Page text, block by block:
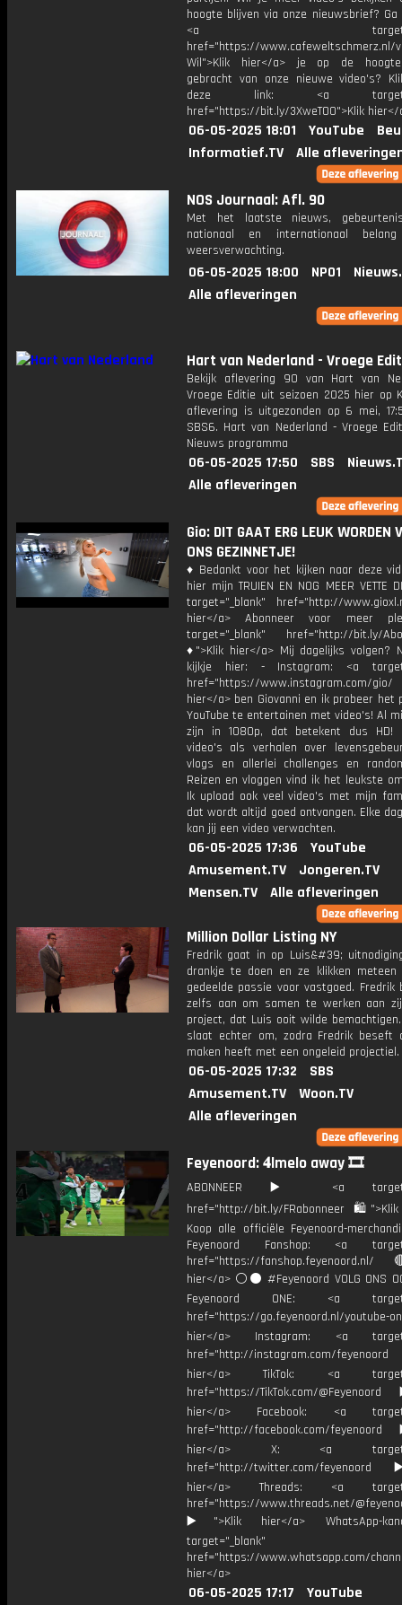
hoogte blijven via onze nieuwsbrief? Ga
<a
href="https://www.cafeweltschmerz.nl/
Wil">Klik hier</a> je op de
gebracht van onze nieuwe video's?
deze link: <a
href="https://bit.ly/3XweTO0">Klik hier</
06-05-2025 18:01 YouTube
Informatief.TV
Alle
NOS Journaal: Afl. 90
Met het laatste nieuws,
nationaal en internationaal
weersverwachting.
06-05-2025 18:00 NPO1
Alle afleveringen
Hart van Nederland - Vroege
Bekijk aflevering 90 van Hart van
Vroege Editie uit seizoen 2025 hier op
aflevering is uitgezonden op 6 mei,
SBS6. Hart van Nederland - Vroege
Nieuws programma
06-05-2025 17:50 SBS
Alle afleveringen
Gio: DIT GAAT ERG LEUK WORDEN
ONS GEZINNETJE!
♦ Bedankt voor het kijken naar deze
hier mijn TRUIEN EN NOG MEER VETTE
target="_blank" href="http://
hier</a> Abonneer voor meer
target="_blank" href="http://bit.ly/
♦">Klik hier</a> Mij dagelijks volgen?
kijkje hier: - Instagram: <a
href="https://www.instagram.com/
hier</a> ben Giovanni en ik probeer het
YouTube te entertainen met video's! Al
zijn in 1080p, dat betekent dus HD!
video's als verhalen over
vlogs en allerlei challenges en
Reizen en vloggen vind ik het leukste
Ik upload ook veel video's met mijn
dat wordt altijd goed ontvangen. Elke
kan jij een video verwachten.
06-05-2025 17:36
YouTube
Amusement.TV
Jongeren.TV
Mensen.TV
Alle afleveringen
Million Dollar Listing NY
Fredrik gaat in op Luis&#39;
drankje te doen en ze klikken meteen
gedeelde passie voor vastgoed. Fredrik
zelfs aan om samen te werken aan
project, dat Luis ooit wilde
slaat echter om, zodra Fredrik
maken heeft met een ongeleid projectiel.
06-05-2025 17:32
SBS
Amusement.TV
Woon.TV
Alle afleveringen
Feyenoord: 𝟒lmelo away 🎞️
ABONNEER ▶️ <a
href="http://bit.ly/FRabonneer
Koop alle officiële Feyenoord-
Feyenoord Fanshop: <a
href="https://
hier</a> ⚪️⚫ #Feyenoord VOLG ONS
Feyenoord ONE: <a
href="https://go.feyenoord.nl/youtube-
hier</a> Instagram: <a
href="http://instagram.com/
hier</a> TikTok: <a
href="https://TikTok.com/
hier</a> Facebook: <a
href="http://facebook.com/
hier</a> X: <a
href="http://twitter.com/
hier</a> Threads: <a
href="https://www.threads.net/
▶️">Klik hier</a> WhatsApp-
target="_blank"
href="https://www.whatsapp.com/
hier</a>
06-05-2025 17:17 YouTube